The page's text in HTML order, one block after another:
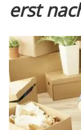
erst